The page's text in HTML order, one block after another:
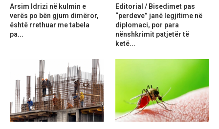
Arsim Idrizi në kulmin e
verës po bën gjum dimëror,
është rrethuar me tabela
pa...
Editorial / Bisedimet pas
“perdeve” janë legjitime në
diplomaci, por para
nënshkrimit patjetër të
ketë...